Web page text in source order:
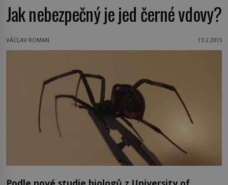
Jak nebezpečný je jed černé vdovy?
VÁCLAV ROMAN 13.2.2015